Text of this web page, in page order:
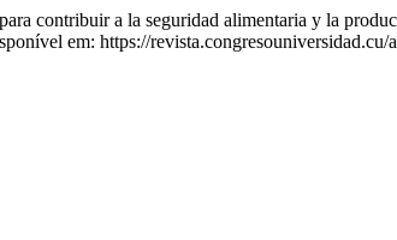
contribuir a la seguridad alimentaria y la
em: https://